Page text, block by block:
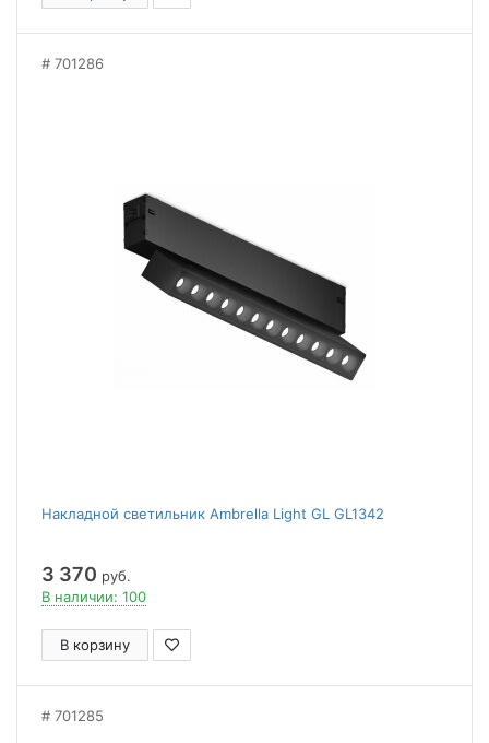
701286
Накладной светильник Ambrella Light GL GL1342
3 370 руб.
В наличии: 100
В корзину
701285